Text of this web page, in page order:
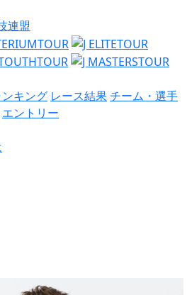
連盟
ンキング レース結果チーム・選手
エントリー